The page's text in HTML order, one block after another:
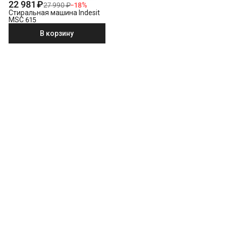
22 981 ₽27 990 ₽−18%
Стиральная машина Indesit
MSC 615
В корзину